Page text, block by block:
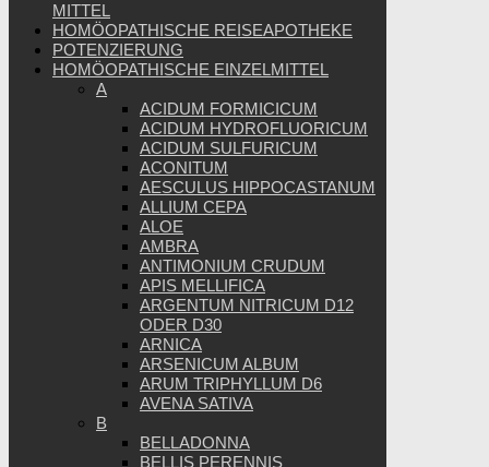
MITTEL
HOMÖOPATHISCHE REISEAPOTHEKE
POTENZIERUNG
HOMÖOPATHISCHE EINZELMITTEL
A
ACIDUM FORMICICUM
ACIDUM HYDROFLUORICUM
ACIDUM SULFURICUM
ACONITUM
AESCULUS HIPPOCASTANUM
ALLIUM CEPA
ALOE
AMBRA
ANTIMONIUM CRUDUM
APIS MELLIFICA
ARGENTUM NITRICUM D12
ODER D30
ARNICA
ARSENICUM ALBUM
ARUM TRIPHYLLUM D6
AVENA SATIVA
B
BELLADONNA
BELLIS PERENNIS